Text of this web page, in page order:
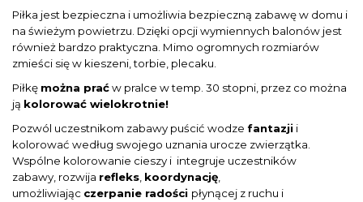
Piłka jest bezpieczna i umożliwia bezpieczną zabawę w domu i
na świeżym powietrzu. Dzięki opcji wymiennych balonów jest
również bardzo praktyczna. Mimo ogromnych rozmiarów
zmieści się w kieszeni, torbie, plecaku.
Piłkę można praćw pralce w temp. 30 stopni, przez co można
ją kolorować wielokrotnie!
Pozwól uczestnikom zabawy puścić wodze fantazji i
kolorować według swojego uznania urocze zwierzątka.
Wspólne kolorowanie cieszy i integruje uczestników
zabawy, rozwija refleks, koordynację,
umożliwiając czerpanie radości płynącej z ruchu i